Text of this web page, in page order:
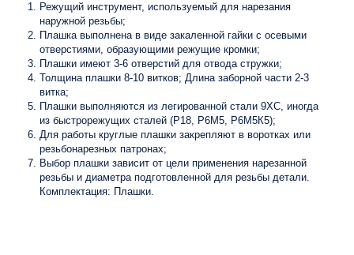
Режущий инструмент, используемый для нарезания
наружной резьбы;
Плашка выполнена в виде закаленной гайки с осевыми
отверстиями, образующими режущие кромки;
Плашки имеют 3-6 отверстий для отвода стружки;
Толщина плашки 8-10 витков; Длина заборной части 2-3
витка;
Плашки выполняются из легированной стали 9ХС, иногда
из быстрорежущих сталей (Р18, Р6М5, Р6М5К5);
Для работы круглые плашки закрепляют в воротках или
резьбонарезных патронах;
Выбор плашки зависит от цели применения нарезанной
резьбы и диаметра подготовленной для резьбы детали.
Комплектация: Плашки.